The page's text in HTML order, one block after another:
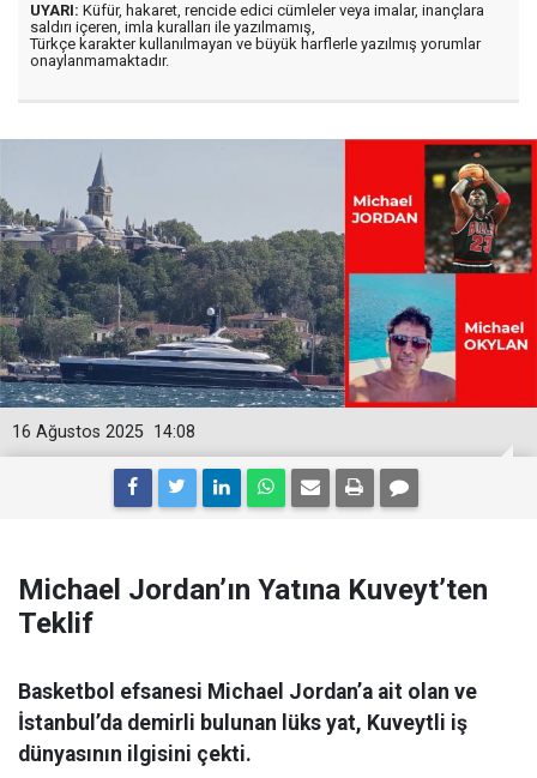
UYARI: Küfür, hakaret, rencide edici cümleler veya imalar, inançlara
saldırı içeren, imla kuralları ile yazılmamış,
Türkçe karakter kullanılmayan ve büyük harflerle yazılmış yorumlar
onaylanmamaktadır.
14:08
16 Ağustos 2025
Michael Jordan’ın Yatına Kuveyt’ten
Teklif
Basketbol efsanesi Michael Jordan’a ait olan ve
İstanbul’da demirli bulunan lüks yat, Kuveytli iş
dünyasının ilgisini çekti.